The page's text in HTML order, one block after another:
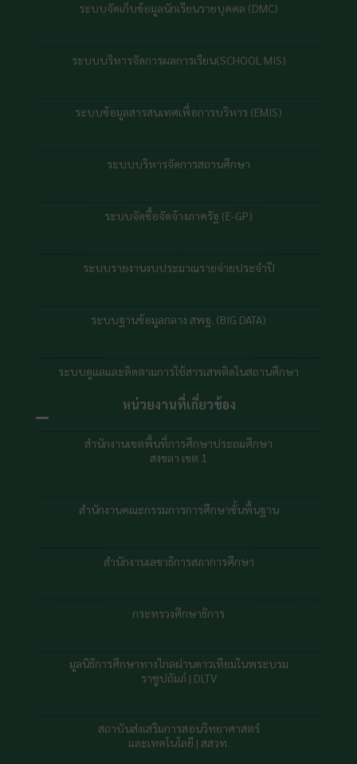
ระบบจัดเก็บข้อมูลนักเรียนรายบุคคล (DMC)
ระบบบริหารจัดการผลการเรียน(SCHOOL MIS)
ระบบข้อมูลสารสนเทศเพื่อการบริหาร (EMIS)
ระบบบริหารจัดการสถานศึกษา
ระบบจัดซื้อจัดจ้างภาครัฐ (E-GP)
ระบบรายงานงบประมาณรายจ่ายประจำปี
ระบบฐานข้อมูลกลาง สพฐ. (BIG DATA)
ระบบดูแลและติดตามการใช้สารเสพติดในสถานศึกษา
หน่วยงานที่เกี่ยวข้อง
สำนักงานเขตพื้นที่การศึกษาประถมศึกษา
สงขลา เขต 1
สำนักงานคณะกรรมการการศึกษาขั้นพื้นฐาน
สำนักงานเลขาธิการสภาการศึกษา
กระทรวงศึกษาธิการ
มูลนิธิการศึกษาทางไกลผ่านดาวเทียมในพระบรม
ราชูปถัมภ์ | DLTV
สถาบันส่งเสริมการสอนวิทยาศาสตร์
และเทคโนโลยี | สสวท.